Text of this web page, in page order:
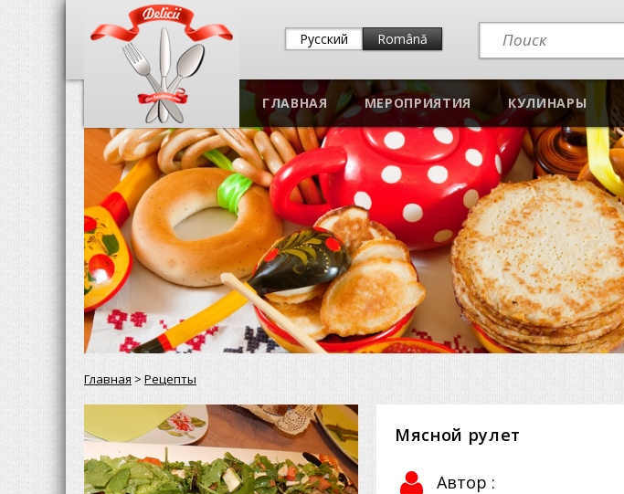
Русский Română
ГЛАВНАЯ МЕРОПРИЯТИЯ КУЛИНАРЫ
Главная > Рецепты
Мясной рулет
Автор :